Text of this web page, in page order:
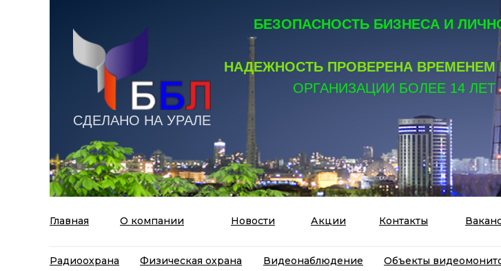
Главная О компании Новости Акции Контакты
Физическая охрана
Радиоохрана Видеонаблюдение Объекты
СДЕЛАНО НА УРАЛЕ
БЕЗОПАСНОСТЬ БИЗНЕСА И
НАДЕЖНОСТЬ ПРОВЕРЕНА ВРЕМЕНЕМ
ОРГАНИЗАЦИИ БОЛЕЕ 14 ЛЕТ